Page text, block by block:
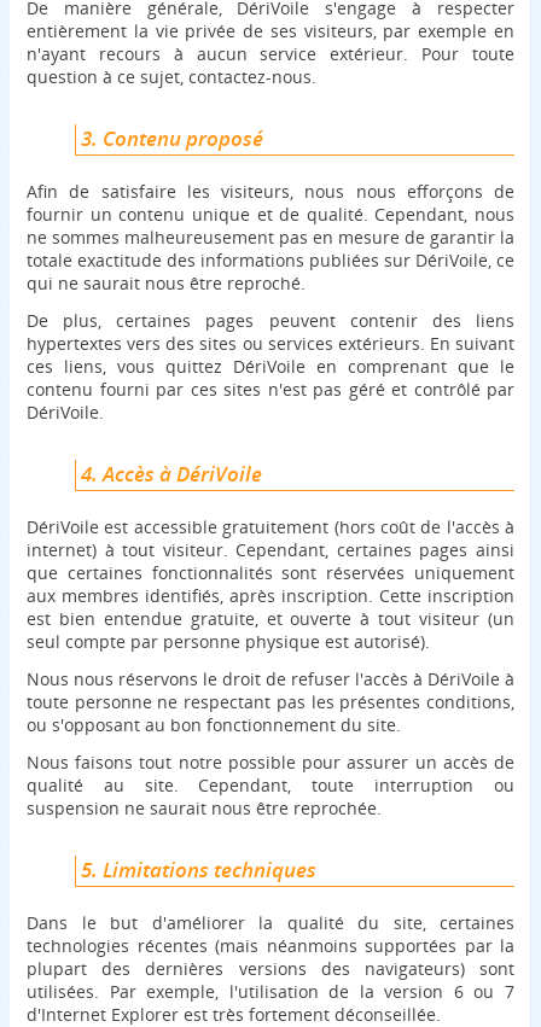
De manière générale, DériVoile s'engage à respecter
entièrement la vie privée de ses visiteurs, par exemple en
n'ayant recours à aucun service extérieur. Pour toute
question à ce sujet, contactez-nous.
3. Contenu proposé
Afin de satisfaire les visiteurs, nous nous efforçons de
fournir un contenu unique et de qualité. Cependant, nous
ne sommes malheureusement pas en mesure de garantir la
totale exactitude des informations publiées sur DériVoile, ce
qui ne saurait nous être reproché.
De plus, certaines pages peuvent contenir des liens
hypertextes vers des sites ou services extérieurs. En suivant
ces liens, vous quittez DériVoile en comprenant que le
contenu fourni par ces sites n'est pas géré et contrôlé par
DériVoile.
4. Accès à DériVoile
DériVoile est accessible gratuitement (hors coût de l'accès à
internet) à tout visiteur. Cependant, certaines pages ainsi
que certaines fonctionnalités sont réservées uniquement
aux membres identifiés, après inscription. Cette inscription
est bien entendue gratuite, et ouverte à tout visiteur (un
seul compte par personne physique est autorisé).
Nous nous réservons le droit de refuser l'accès à DériVoile à
toute personne ne respectant pas les présentes conditions,
ou s'opposant au bon fonctionnement du site.
Nous faisons tout notre possible pour assurer un accès de
qualité au site. Cependant, toute interruption ou
suspension ne saurait nous être reprochée.
5. Limitations techniques
Dans le but d'améliorer la qualité du site, certaines
technologies récentes (mais néanmoins supportées par la
plupart des dernières versions des navigateurs) sont
utilisées. Par exemple, l'utilisation de la version 6 ou 7
d'Internet Explorer est très fortement déconseillée.